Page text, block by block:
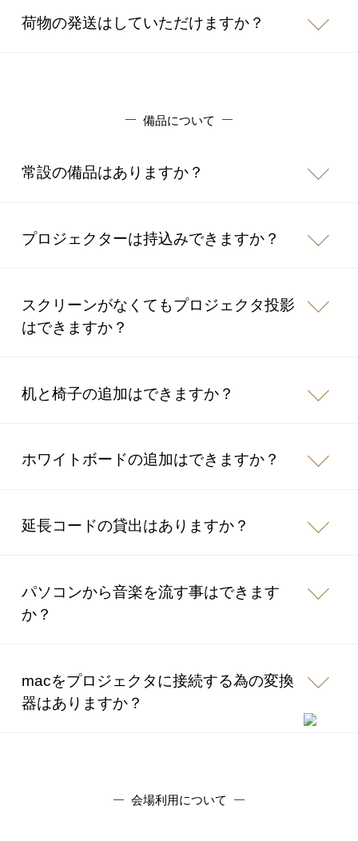
荷物の発送はしていただけますか？
備品について
常設の備品はありますか？
プロジェクターは持込みできますか？
スクリーンがなくてもプロジェクタ投影
はできますか？
机と椅子の追加はできますか？
ホワイトボードの追加はできますか？
延長コードの貸出はありますか？
パソコンから音楽を流す事はできます
か？
macをプロジェクタに接続する為の変換
器はありますか？
会場利用について